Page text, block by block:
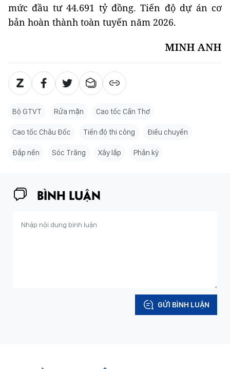
mức đầu tư 44.691 tỷ đồng. Tiến độ dự án cơ
bản hoàn thành toàn tuyến năm 2026.
MINH ANH
Bộ GTVT Rửa mặn Cao tốc Cần Thơ
Cao tốc Châu Đốc Tiến độ thi công Điều chuyển
Đắp nền Sóc Trăng Xây lắp Phân kỳ
BÌNH LUẬN
GỬI BÌNH LUẬN